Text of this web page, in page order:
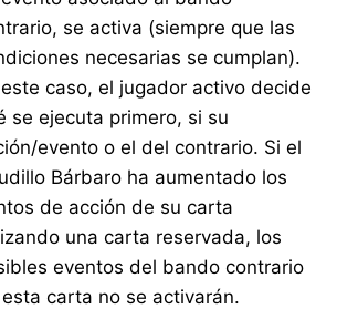
se activa (siempre que las
necesarias se cumplan).
este caso, el jugador activo decide
se ejecuta primero, si su
evento o el del contrario. Si el
Bárbaro ha aumentado los
de acción de su carta
una carta reservada, los
eventos del bando contrario
carta no se activarán.